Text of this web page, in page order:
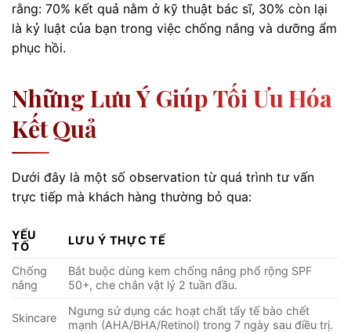
rằng: 70% kết quả nằm ở kỹ thuật bác sĩ, 30% còn lại
là kỷ luật của bạn trong việc chống nắng và dưỡng ẩm
phục hồi.
Những Lưu Ý Giúp Tối Ưu Hóa
Kết Quả
Dưới đây là một số observation từ quá trình tư vấn
trực tiếp mà khách hàng thường bỏ qua:
YẾU
TỐ
LƯU Ý THỰC TẾ
Chống
nắng
Bắt buộc dùng kem chống nắng phổ rộng SPF
50+, che chắn vật lý 2 tuần đầu.
Skincare
Ngưng sử dụng các hoạt chất tẩy tế bào chết
mạnh (AHA/BHA/Retinol) trong 7 ngày sau điều trị.